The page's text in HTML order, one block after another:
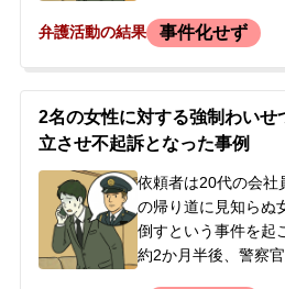
たり行いました。
示談が成立し釈放さ
察官からは本件につ
うな説明がありまし
ら「元に戻してくだ
絡があり、対応に困
た。
弁護活動の結果 事件化せず
2名の女性に対する強制わいせ
立させ不起訴となった事例
依頼者は20代の会社
の帰り道に見知らぬ
倒すという事件を起
約2か月半後、警察